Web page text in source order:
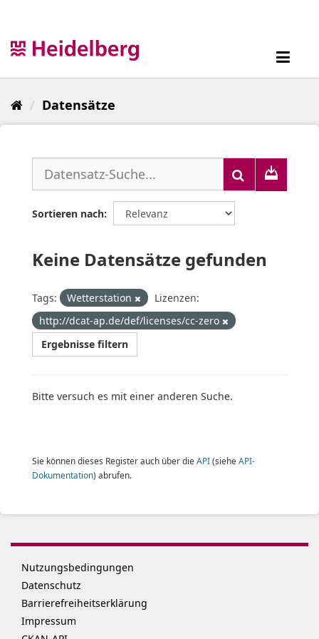
Datensätze
Sortieren nach
Keine Datensätze gefunden
Tags: Wetterstation
Lizenzen:
http://dcat-ap.de/def/licenses/cc-zero
Ergebnisse filtern
Bitte versuch es mit einer anderen Suche.
Sie können dieses Register auch über die API(siehe API-
Dokumentation) abrufen.
Nutzungsbedingungen
Datenschutz
Barrierefreiheitserklärung
Impressum